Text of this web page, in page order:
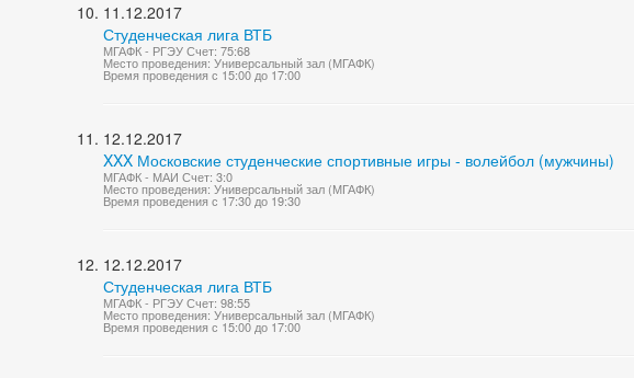
11.12.2017
Студенческая лига ВТБ
МГАФК - РГЭУ Счет: 75:68
Место проведения: Универсальный зал (МГАФК)
Время проведения с 15:00 до 17:00
12.12.2017
XXX Московские студенческие спортивные игры - волейбол (мужчины)
МГАФК - МАИ Счет: 3:0
Место проведения: Универсальный зал (МГАФК)
Время проведения с 17:30 до 19:30
12.12.2017
Студенческая лига ВТБ
МГАФК - РГЭУ Счет: 98:55
Место проведения: Универсальный зал (МГАФК)
Время проведения с 15:00 до 17:00